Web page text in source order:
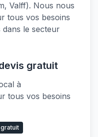
Valff). Nous nous
tous vos besoins
dans le secteur
gratuit
à
tous vos besoins